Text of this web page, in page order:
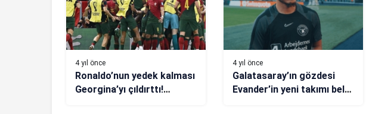
4 yıl önce
Ronaldo’nun yedek kalması
Georgina’yı çıldırttı!
4 yıl önce
Galatasaray’ın gözdesi
Evander’in yeni takımı belli